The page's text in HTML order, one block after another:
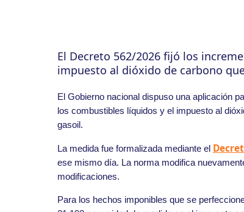
El Decreto 562/2026 fijó los
impuesto al dióxido de carbono
El Gobierno nacional dispuso una aplicación
los combustibles líquidos y el impuesto al
gasoil.
La medida fue formalizada mediante el
ese mismo día. La norma modifica
modificaciones.
Para los hechos imponibles que se